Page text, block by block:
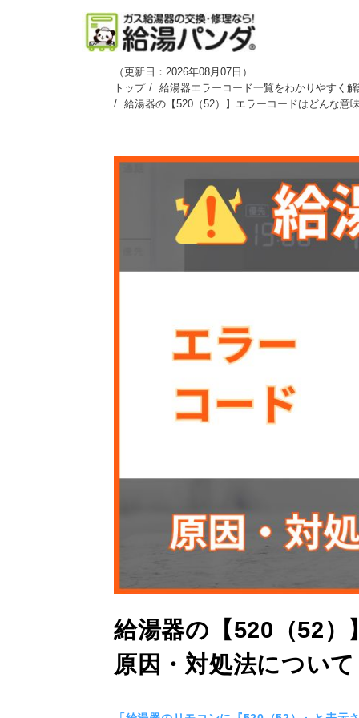
（更新日：2026年08月07日 ）
トップ
給湯器エラーコード一覧をわかりやすく
給湯器の【520（52）】エラーコードはどんな意
給湯器の【520（52
原因・対処法について